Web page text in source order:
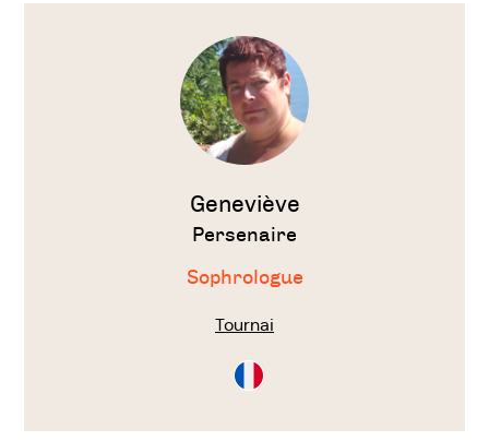
Voir
Geneviève
Persenaire
Sophrologue
Tournai
Consultation
en